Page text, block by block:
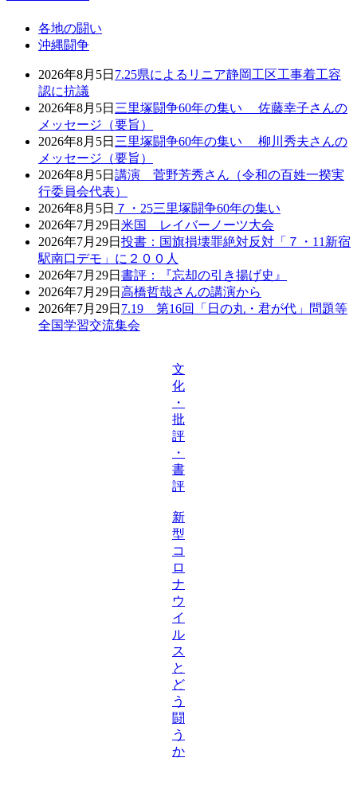
各地の闘い
沖縄闘争
2026年8月5日 7.25県によるリニア静岡工区工事着工容
認に抗議
2026年8月5日 三里塚闘争60年の集い 佐藤幸子さんの
メッセージ（要旨）
2026年8月5日 三里塚闘争60年の集い 柳川秀夫さんの
メッセージ（要旨）
2026年8月5日 講演 菅野芳秀さん（令和の百姓一揆実
行委員会代表）
2026年8月5日 ７・25三里塚闘争60年の集い
2026年7月29日 米国 レイバーノーツ大会
2026年7月29日 投書：国旗損壊罪絶対反対「７・11新宿
駅南口デモ」に２００人
2026年7月29日 書評：『忘却の引き揚げ史』
2026年7月29日 高橋哲哉さんの講演から
2026年7月29日 7.19 第16回「日の丸・君が代」問題等
全国学習交流集会
文
化
・
批
評
・
書
評
新
型
コ
ロ
ナ
ウ
イ
ル
ス
と
ど
う
闘
う
か